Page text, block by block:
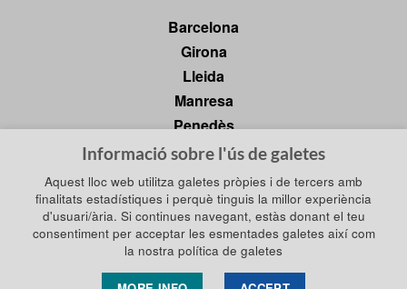
Barcelona
Girona
Lleida
Manresa
Penedès
Tarragona
Tortosa
Política de privadesa
Política de galetes
Avís legal
Informació sobre l'ús de galetes
Aquest lloc web utilitza galetes pròpies i de tercers amb
finalitats estadístiques i perquè tinguis la millor experiència
d'usuari/ària. Si continues navegant, estàs donant el teu
consentiment per acceptar les esmentades galetes així com
la nostra política de galetes